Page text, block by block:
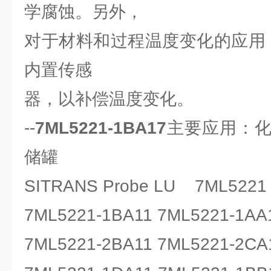
学腐蚀。另外，
对于材料和过程温度变化的应
内置传感
器，以补偿温度变化。
--7ML5221-1BA17主要应用：
储罐
SITRANS Probe LU 7ML5221
7ML5221-1BA11 7ML5221-
7ML5221-2BA11 7ML5221-